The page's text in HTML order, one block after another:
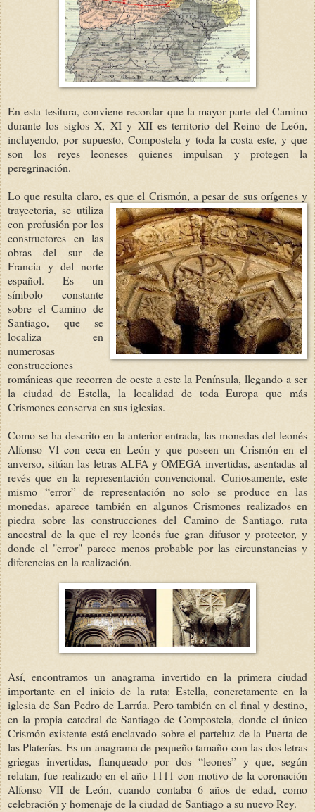
En esta tesitura, conviene recordar que la mayor parte del Camino
durante los siglos X, XI y XII es territorio del Reino de León,
incluyendo, por supuesto, Compostela y toda la costa este, y que
son los reyes leoneses quienes impulsan y protegen la
peregrinación.
Lo que resulta claro, es que el Crismón, a pesarde sus orígenes y
trayectoria, se utiliza
con profusión por los
constructores en las
obras del sur de
Francia y del norte
español. Es un
símbolo constante
sobre el Camino de
Santiago, que se
localiza en
numerosas
construcciones
románicas que recorren de oeste a este la Península, llegando a ser
la ciudad de Estella, la localidad de toda Europa que más
Crismones conserva en sus iglesias.
Como se ha descrito en la anterior entrada, las monedas del leonés
Alfonso VI con ceca en León y que poseen un Crismón en el
anverso, sitúan las letras ALFA y OMEGA invertidas, asentadas al
revés que en la representación convencional. Curiosamente, este
mismo “error” de representación no solo se produce en las
monedas, aparece también en algunos Crismones realizados en
piedra sobre las construcciones del Camino de Santiago, ruta
ancestral de la que el rey leonés fue gran difusor y protector, y
donde el "error" parece menos probable por las circunstancias y
diferencias en la realización.
Así, encontramos un anagrama invertido en la primera ciudad
importante en el inicio de la ruta: Estella, concretamente en la
iglesia de San Pedro de Larrúa. Pero también en el final y destino,
en la propia catedral de Santiago de Compostela, donde el único
Crismón existente está enclavado sobre el parteluz de la Puerta de
las Platerías. Es un anagrama de pequeño tamaño con las dos letras
griegas invertidas, flanqueado por dos “leones” y que, según
relatan, fue realizado en el año 1111 con motivo de la coronación
Alfonso VII de León, cuando contaba 6 años de edad, como
celebración y homenaje de la ciudad de Santiago a su nuevo Rey.